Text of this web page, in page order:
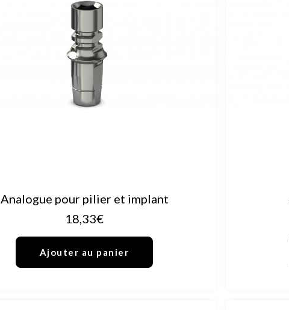
AJOUTER AU PANIER
Analogue pour pilier et implant
18,33€
Ajouter au panier